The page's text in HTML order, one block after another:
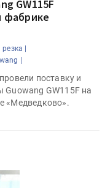
GW115F
фабрике
|
|
поставку и
GW115F на
«Медведково».